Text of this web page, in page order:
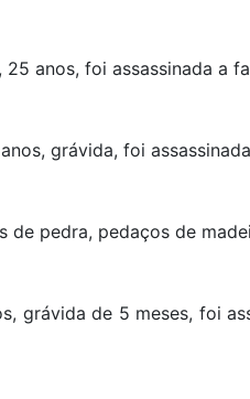
25 anos, foi
anos, grávida, foi
de pedra, pedaços
grávida de 5 meses, foi